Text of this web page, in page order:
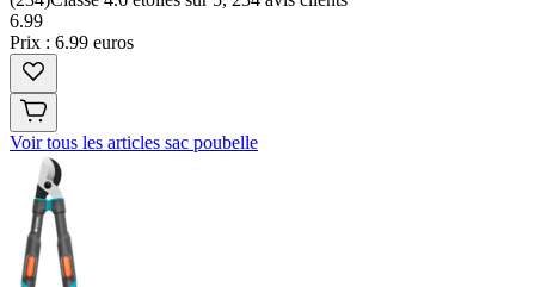
6.99
Prix : 6.99 euros
Voir tous les articles sac poubelle